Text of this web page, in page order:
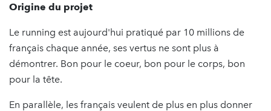
Origine du projet
Le running est aujourd'hui pratiqué par 10 millions de
français chaque année, ses vertus ne sont plus à
démontrer. Bon pour le coeur, bon pour le corps, bon
pour la tête.
En parallèle, les français veulent de plus en plus donner